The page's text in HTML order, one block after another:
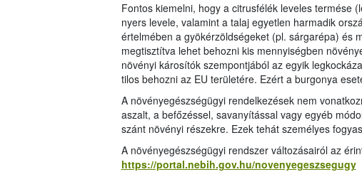
Fontos kiemelni, hogy a citrusfélék leveles termése
nyers levele, valamint a talaj egyetlen harmadik
értelmében a gyökérzöldségeket (pl. sárgarépa) és
megtisztítva lehet behozni kis mennyiségben
növényi károsítók szempontjából az egyik
tilos behozni az EU területére. Ezért a burgonya
A növényegészségügyi rendelkezések nem
aszalt, a befőzéssel, savanyítással vagy egyéb
szánt növényi részekre. Ezek tehát személyes
A növényegészségügyi rendszer változásairól az
https://portal.nebih.gov.hu/novenyegeszsegugy